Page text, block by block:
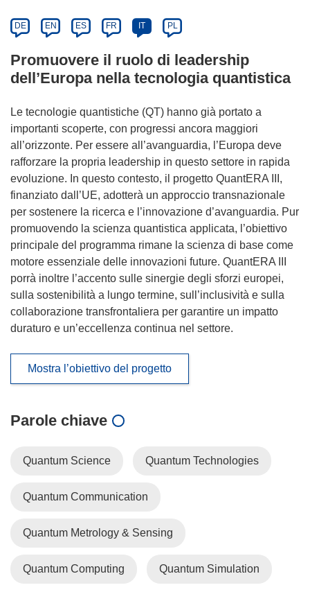
DE EN ES FR IT PL
Promuovere il ruolo di leadership
dell’Europa nella tecnologia quantistica
Le tecnologie quantistiche (QT) hanno già portato a
importanti scoperte, con progressi ancora maggiori
all’orizzonte. Per essere all’avanguardia, l’Europa deve
rafforzare la propria leadership in questo settore in rapida
evoluzione. In questo contesto, il progetto QuantERA III,
finanziato dall’UE, adotterà un approccio transnazionale
per sostenere la ricerca e l’innovazione d’avanguardia. Pur
promuovendo la scienza quantistica applicata, l’obiettivo
principale del programma rimane la scienza di base come
motore essenziale delle innovazioni future. QuantERA III
porrà inoltre l’accento sulle sinergie degli sforzi europei,
sulla sostenibilità a lungo termine, sull’inclusività e sulla
collaborazione transfrontaliera per garantire un impatto
duraturo e un’eccellenza continua nel settore.
Mostra l’obiettivo del progetto
Parole chiave
Quantum Science Quantum Technologies
Quantum Communication
Quantum Metrology & Sensing
Quantum Computing Quantum Simulation